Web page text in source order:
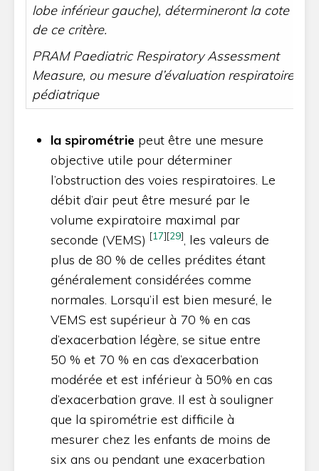
lobe inférieur gauche), détermineront la cote
de ce critère.
PRAM Paediatric Respiratory Assessment
Measure, ou mesure d’évaluation respiratoire
pédiatrique
la spirométrie peut être une mesure
objective utile pour déterminer
l’obstruction des voies respiratoires. Le
débit d’air peut être mesuré par le
volume expiratoire maximal par
seconde (VEMS) [17][29], les valeurs de
plus de 80 % de celles prédites étant
généralement considérées comme
normales. Lorsqu’il est bien mesuré, le
VEMS est supérieur à 70 % en cas
d’exacerbation légère, se situe entre
50 % et 70 % en cas d’exacerbation
modérée et est inférieur à 50% en cas
d’exacerbation grave. Il est à souligner
que la spirométrie est difficile à
mesurer chez les enfants de moins de
six ans ou pendant une exacerbation